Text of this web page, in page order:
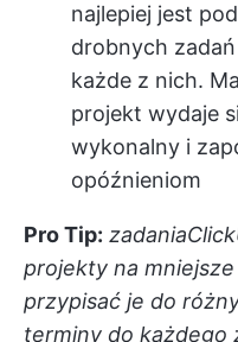
najlepiej jest
drobnych
każde z nich.
projekt wydaje
wykonalny i
opóźnieniom
Pro Tip: zadania
projekty na
przypisać je do
terminy do każdego